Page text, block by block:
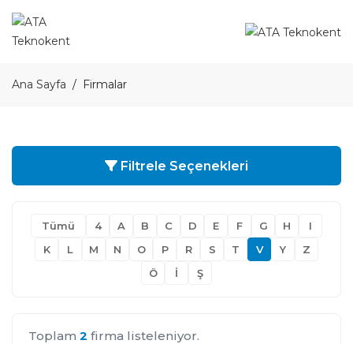
Ana Sayfa Firmalar
Filtrele Seçenekleri
Tümü 4 A B C D E F G H
I
K
L M N O P R S T V Y
Z
Ö
İ Ş
Toplam 2 firma listeleniyor.